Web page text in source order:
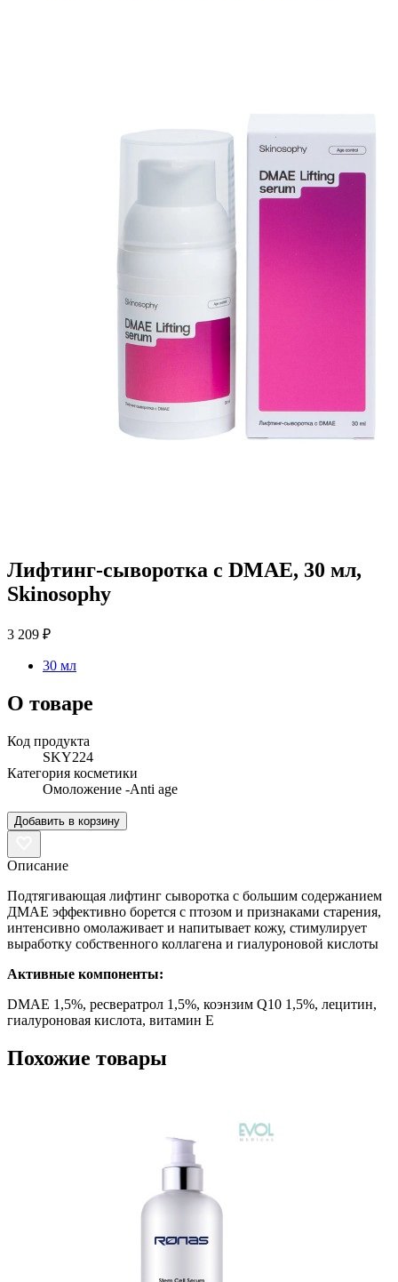
Лифтинг-сыворотка с DMAE, 30 мл,
Skinosophy
3 209 ₽
30 мл
О товаре
Код продукта
SKY224
Категория косметики
Омоложение -Anti age
Добавить в корзину
Описание
Подтягивающая лифтинг сыворотка с большим содержанием
ДМАЕ эффективно борется с птозом и признаками старения,
интенсивно омолаживает и напитывает кожу, стимулирует
выработку собственного коллагена и гиалуроновой кислоты
Активные компоненты:
DMAE 1,5%, ресвератрол 1,5%, коэнзим Q10 1,5%, лецитин,
гиалуроновая кислота, витамин Е
Похожие товары